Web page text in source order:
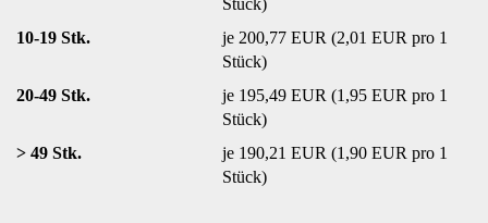
10-19 Stk.
je 200,77 EUR (2,01 EUR pro 1
Stück)
20-49 Stk.
je 195,49 EUR (1,95 EUR pro 1
Stück)
> 49 Stk.
je 190,21 EUR (1,90 EUR pro 1
Stück)